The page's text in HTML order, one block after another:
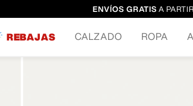
ENVÍOS GRATIS A
REBAJAS CALZADO ROPA